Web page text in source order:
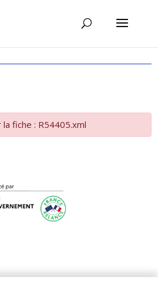
fiche : R54405.xml